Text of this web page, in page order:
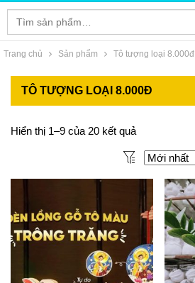
Tìm
kiếm:
Trang chủ Sản phẩm Tô tượng loại 8.000đ
TÔ TƯỢNG LOẠI 8.000Đ
Hiển thị 1–9 của 20 kết quả